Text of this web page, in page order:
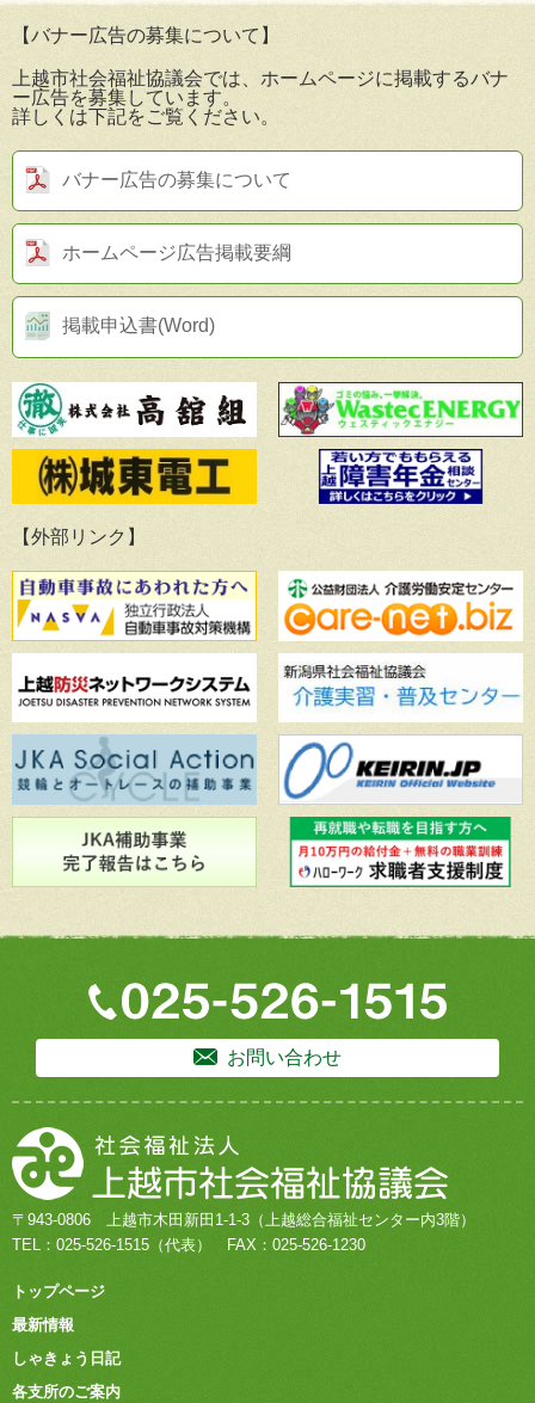
【バナー広告の募集について】
上越市社会福祉協議会では、ホームページに掲載するバナ
ー広告を募集しています。
詳しくは下記をご覧ください。
バナー広告の募集について
ホームページ広告掲載要綱
掲載申込書(Word)
【外部リンク】
お問い合わせ
〒943-0806 上越市木田新田1-1-3 （上越総合福祉センター内3階）
TEL： 025-526-1515 （代表） FAX：025-526-1230
トップページ
最新情報
しゃきょう日記
各支所のご案内